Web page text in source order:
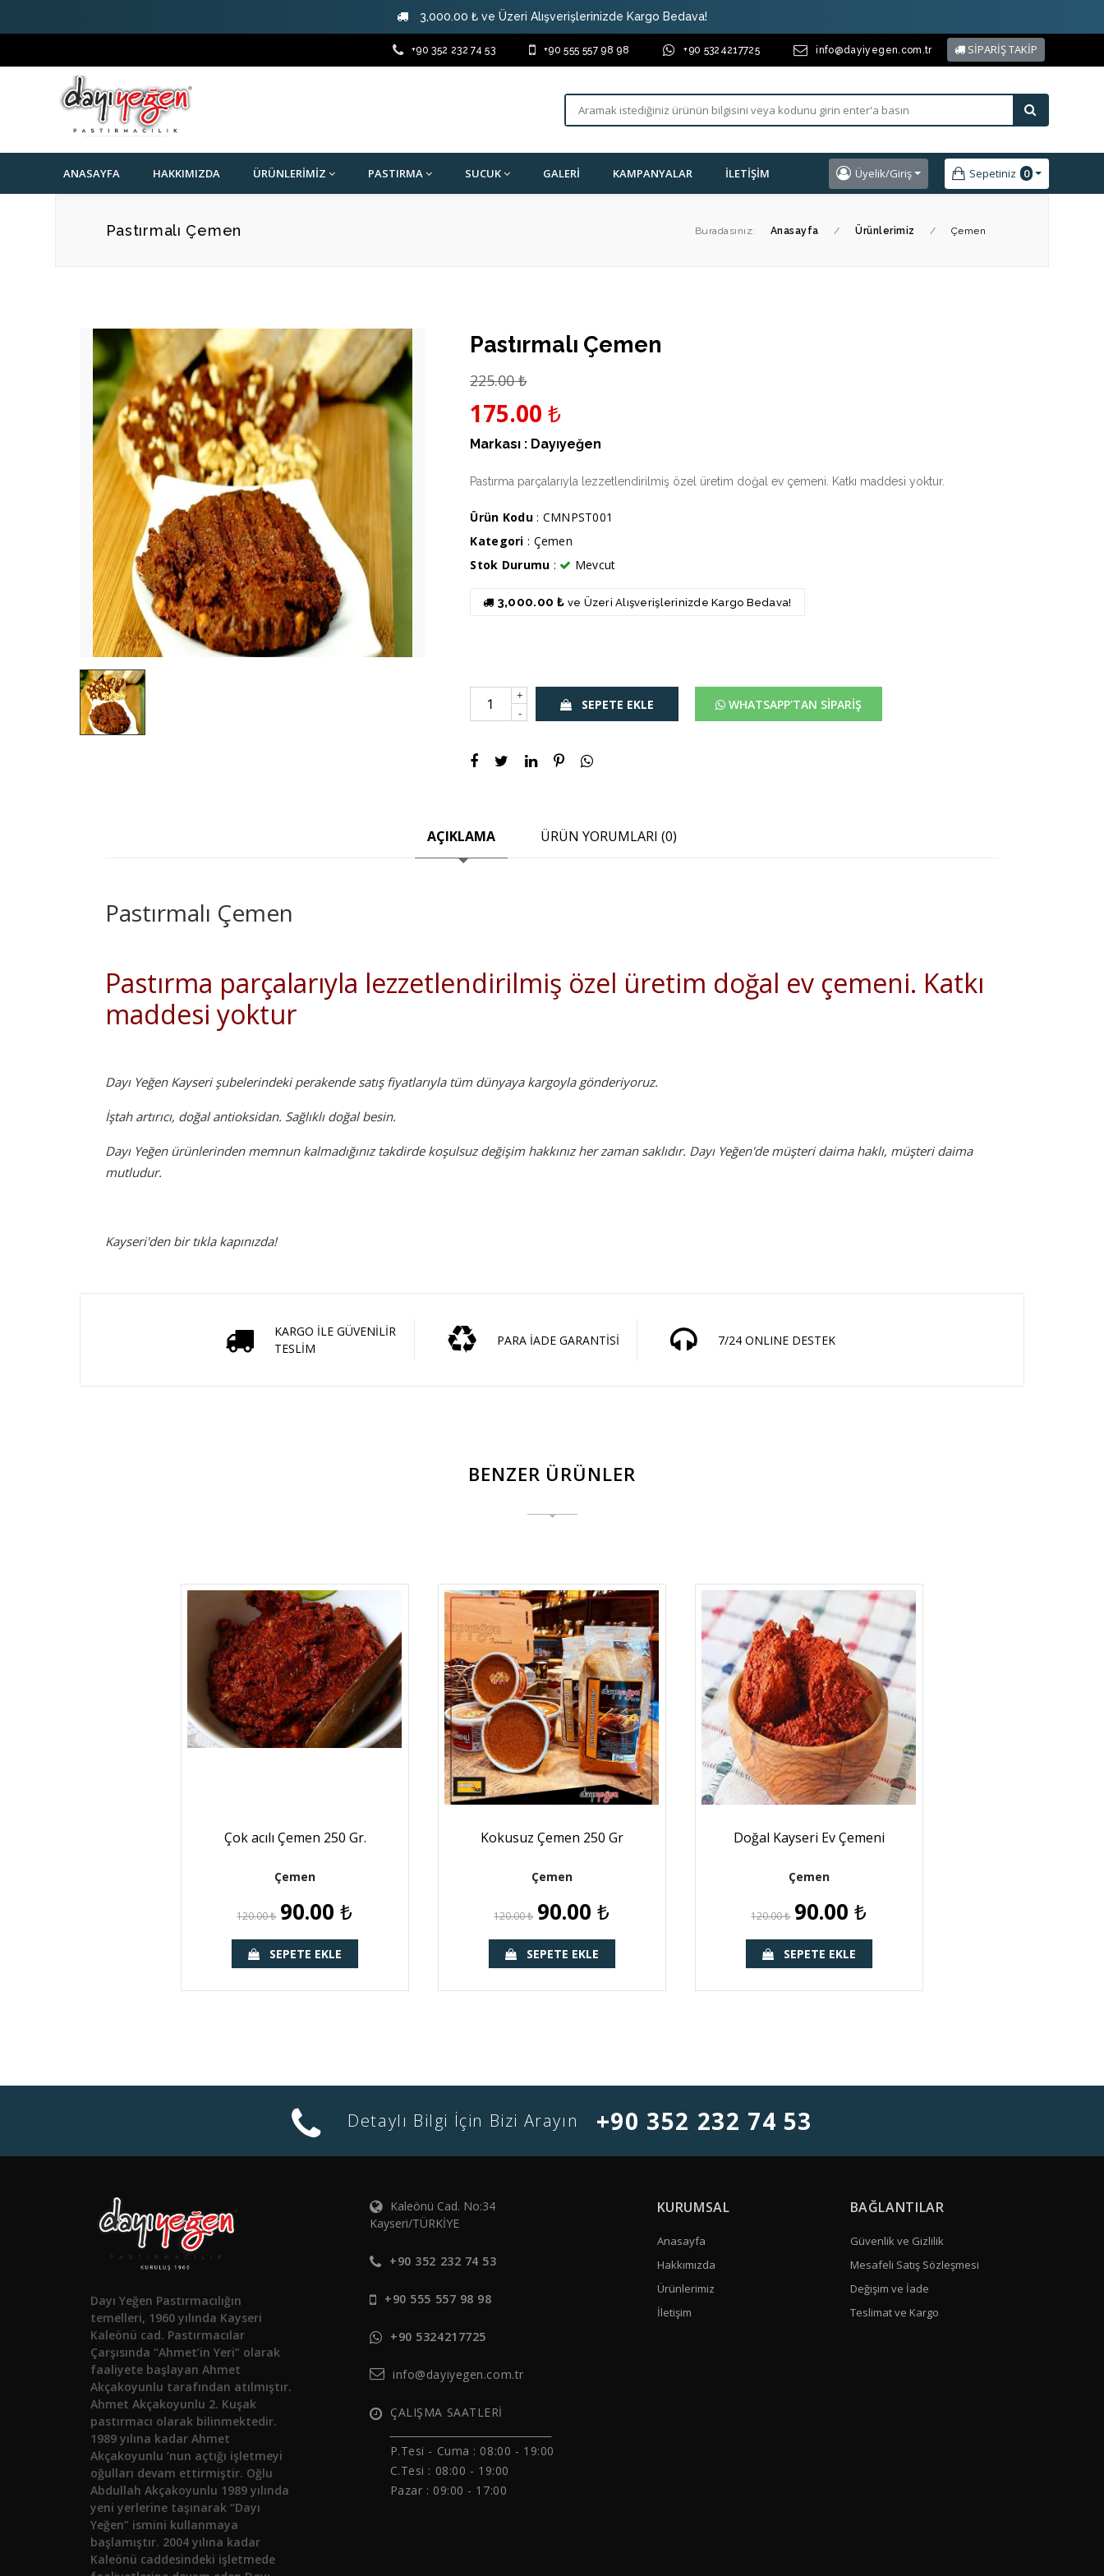
3,000.00 ₺ ve Üzeri Alışverişlerinizde Kargo Bedava!
+90 352 232 74 53 +90 555 557 98 98 +90 5324217725 info@dayiyegen.com.tr SİPARİŞ TAKİP
ANASAYFA HAKKIMIZDA ÜRÜNLERIMIZ PASTIRMA SUCUK GALERI KAMPANYALAR İLETIŞIM Üyelik/Giriş Sepetiniz 0
Pastırmalı Çemen Buradasınız: Anasayfa / Ürünlerimiz / Çemen
Pastırmalı Çemen
225.00₺
175.00₺
Markası : Dayıyeğen
Pastırma parçalarıyla lezzetlendirilmiş özel üretim doğal ev çemeni. Katkı maddesi yoktur.
Ürün Kodu: CMNPST001
Kategori : Çemen
Stok Durumu : Mevcut
3,000.00 ₺ ve Üzeri Alışverişlerinizde Kargo Bedava!
+
-
SEPETE EKLE WHATSAPP'TAN SİPARİŞ
AÇIKLAMA ÜRÜN YORUMLARI (0)
Pastırmalı Çemen
Pastırma parçalarıyla lezzetlendirilmiş özel üretim doğal ev çemeni. Katkı
maddesi yoktur
Dayı Yeğen Kayseri şubelerindeki perakende satış fiyatlarıyla tüm dünyaya kargoyla gönderiyoruz.
İştah artırıcı, doğal antioksidan. Sağlıklı doğal besin.
Dayı Yeğen ürünlerinden memnun kalmadığınız takdirde koşulsuz değişim hakkınız her zaman saklıdır. Dayı Yeğen'de müşteri daima haklı, müşteri daima
mutludur.
Kayseri'den bir tıkla kapınızda!
KARGO İLE GÜVENİLİR
TESLİM
PARA İADE GARANTİSİ 7/24 ONLINE DESTEK
BENZER ÜRÜNLER
Çok acılı Çemen 250 Gr.
Çemen
120.00₺ 90.00₺
SEPETE EKLE
Kokusuz Çemen 250 Gr
Çemen
120.00₺ 90.00₺
SEPETE EKLE
Doğal Kayseri Ev Çemeni
Çemen
120.00₺ 90.00₺
SEPETE EKLE
Detaylı Bilgi İçin Bizi Arayın +90 352 232 74 53
Dayı Yeğen Pastırmacılığın
temelleri, 1960 yılında Kayseri
Kaleönü cad. Pastırmacılar
Çarşısında “Ahmet’in Yeri” olarak
faaliyete başlayan Ahmet
Akçakoyunlu tarafından atılmıştır.
Ahmet Akçakoyunlu 2. Kuşak
pastırmacı olarak bilinmektedir.
1989 yılına kadar Ahmet
Akçakoyunlu ‘nun açtığı işletmeyi
oğulları devam ettirmiştir. Oğlu
Abdullah Akçakoyunlu 1989 yılında
yeni yerlerine taşınarak “Dayı
Yeğen” ismini kullanmaya
başlamıştır. 2004 yılına kadar
Kaleönü caddesindeki işletmede
Kaleönü Cad. No:34
Kayseri/TÜRKİYE
+90 352 232 74 53
+90 555 557 98 98
+90 5324217725
info@dayiyegen.com.tr
ÇALIŞMA SAATLERİ
P.Tesi - Cuma : 08:00 - 19:00
C.Tesi : 08:00 - 19:00
Pazar : 09:00 - 17:00
KURUMSAL
Anasayfa
Hakkımızda
Ürünlerimiz
İletişim
BAĞLANTILAR
Güvenlik ve Gizlilik
Mesafeli Satış Sözleşmesi
Değişim ve İade
Teslimat ve Kargo